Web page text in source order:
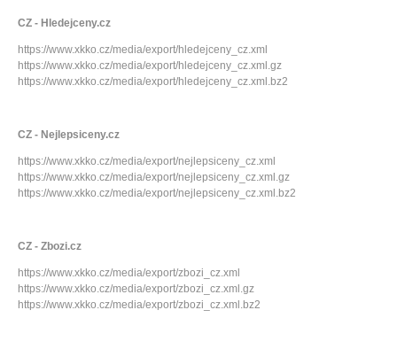
CZ - Hledejceny.cz
https://www.xkko.cz/media/export/hledejceny_cz.xml
https://www.xkko.cz/media/export/hledejceny_cz.xml.gz
https://www.xkko.cz/media/export/hledejceny_cz.xml.bz2
CZ - Nejlepsiceny.cz
https://www.xkko.cz/media/export/nejlepsiceny_cz.xml
https://www.xkko.cz/media/export/nejlepsiceny_cz.xml.gz
https://www.xkko.cz/media/export/nejlepsiceny_cz.xml.bz2
CZ - Zbozi.cz
https://www.xkko.cz/media/export/zbozi_cz.xml
https://www.xkko.cz/media/export/zbozi_cz.xml.gz
https://www.xkko.cz/media/export/zbozi_cz.xml.bz2